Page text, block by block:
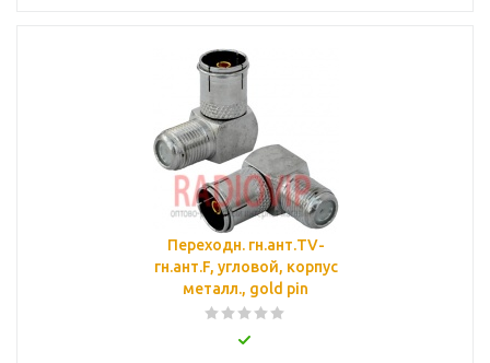
Переходн. гн.ант.TV-
гн.ант.F, угловой, корпус
металл., gold pin